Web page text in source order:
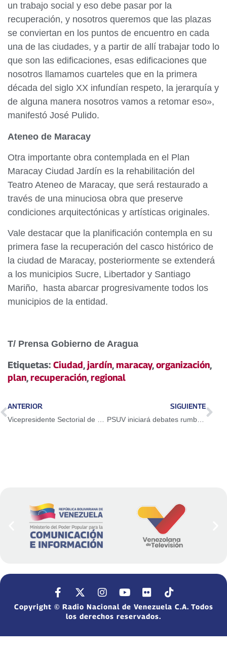
un trabajo social y eso debe pasar por la
recuperación, y nosotros queremos que las plazas
se conviertan en los puntos de encuentro en cada
una de las ciudades, y a partir de allí trabajar todo lo
que son las edificaciones, esas edificaciones que
nosotros llamamos cuarteles que en la primera
década del siglo XX infundían respeto, la jerarquía y
de alguna manera nosotros vamos a retomar eso»,
manifestó José Pulido.
Ateneo de Maracay
Otra importante obra contemplada en el Plan
Maracay Ciudad Jardín es la rehabilitación del
Teatro Ateneo de Maracay, que será restaurado a
través de una minuciosa obra que preserve
condiciones arquitectónicas y artísticas originales.
Vale destacar que la planificación contempla en su
primera fase la recuperación del casco histórico de
la ciudad de Maracay, posteriormente se extenderá
a los municipios Sucre, Libertador y Santiago
Mariño, hasta abarcar progresivamente todos los
municipios de la entidad.
T/ Prensa Gobierno de Aragua
Etiquetas: Ciudad,jardín,maracay,organización,
plan,recuperación,regional
ANTERIOR SIGUIENTE
PSUV iniciará debates rumbo al IV Congreso de la Patria
Copyright © Radio Nacional de Venezuela C.A. Todos
los derechos reservados.